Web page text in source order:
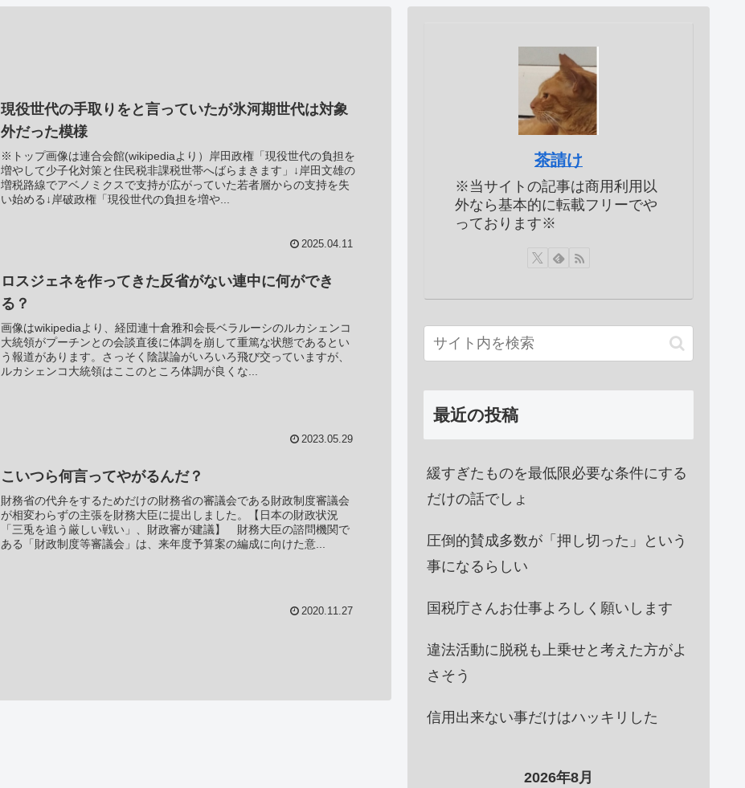
現役世代の手取りをと言っていたが氷河期世代は対象
外だった模様
※トップ画像は連合会館(wikipediaより）岸田政権「現役世代の負担を
増やして少子化対策と住民税非課税世帯へばらまきます」↓岸田文雄の
増税路線でアベノミクスで支持が広がっていた若者層からの支持を失
い始める↓岸破政権「現役世代の負担を増や...
2025.04.11
ロスジェネを作ってきた反省がない連中に何ができ
る？
画像はwikipediaより、経団連十倉雅和会長ベラルーシのルカシェンコ
大統領がプーチンとの会談直後に体調を崩して重篤な状態であるとい
う報道があります。さっそく陰謀論がいろいろ飛び交っていますが、
ルカシェンコ大統領はここのところ体調が良くな...
2023.05.29
こいつら何言ってやがるんだ？
財務省の代弁をするためだけの財務省の審議会である財政制度審議会
が相変わらずの主張を財務大臣に提出しました。【日本の財政状況
「三兎を追う厳しい戦い」、財政審が建議】 財務大臣の諮問機関で
ある「財政制度等審議会」は、来年度予算案の編成に向けた意...
2020.11.27
茶請け
※当サイトの記事は商用利用以
外なら基本的に転載フリーでや
っております※
最近の投稿
緩すぎたものを最低限必要な条件にする
だけの話でしょ
圧倒的賛成多数が「押し切った」という
事になるらしい
国税庁さんお仕事よろしく願いします
違法活動に脱税も上乗せと考えた方がよ
さそう
信用出来ない事だけはハッキリした
2026年8月